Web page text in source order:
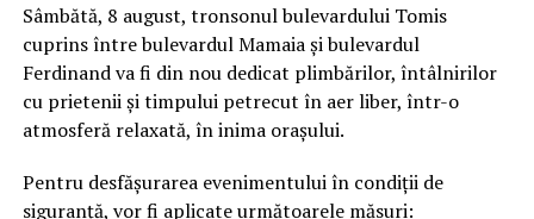
Sâmbătă, 8 august, tronsonul bulevardului Tomis
cuprins între bulevardul Mamaia și bulevardul
Ferdinand va fi din nou dedicat plimbărilor, întâlnirilor
cu prietenii și timpului petrecut în aer liber, într-o
atmosferă relaxată, în inima orașului.
Pentru desfășurarea evenimentului în condiții de
siguranță, vor fi aplicate următoarele măsuri: